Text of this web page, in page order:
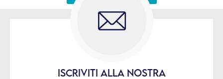
ISCRIVITI ALLA NOSTRA